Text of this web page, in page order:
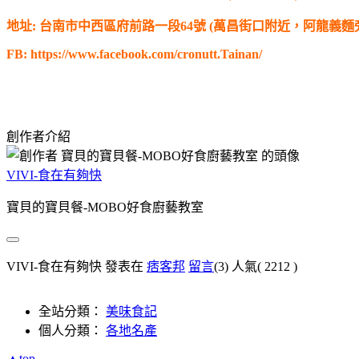
地址: 台南市中西區府前路一段64號 (萬昌街口附近，阿龍義麵
FB: https://www.facebook.com/cronutt.Tainan/
創作者介紹
VIVI-食在有夠快
寶貝的寶貝餐-MOBO好食廚藝教室
VIVI-食在有夠快 發表在 痞客邦 留言(3) 人氣( 2212 )
全站分類： 美味食記
個人分類： 各地名產